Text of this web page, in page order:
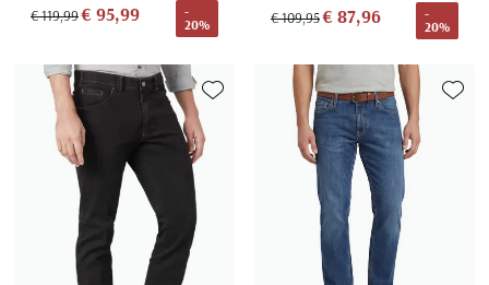
€ 119,99€ 95,99
-
20%
€ 109,95€ 87,96
-
20%
Toevoegen aan favorieten